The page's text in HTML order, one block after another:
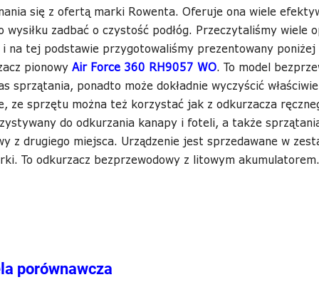
się z ofertą marki Rowenta. Oferuje ona wiele
wysiłku zadbać o czystość podłóg. Przeczytaliśmy wiele
na tej podstawie przygotowaliśmy prezentowany poniżej
pionowyAir Force 360 RH9057 WO. To model
sprzątania, ponadto może dokładnie wyczyścić
ze sprzętu można też korzystać jak z odkurzacza
do odkurzania kanapy i foteli, a także
z drugiego miejsca. Urządzenie jest sprzedawane w
To odkurzacz bezprzewodowy z litowym
porównawcza